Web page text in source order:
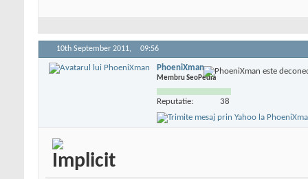
10th September 2011, 09:56
PhoeniXman
Membru SeoPedia
Reputatie: 38